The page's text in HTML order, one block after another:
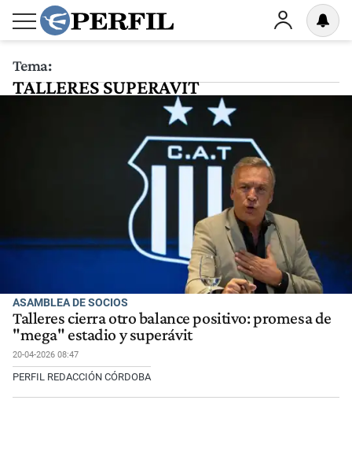
Tema:
TALLERES SUPERAVIT
ASAMBLEA DE SOCIOS
Talleres cierra otro balance positivo: promesa de
"mega" estadio y superávit
20-04-2026 08:47
PERFIL REDACCIÓN CÓRDOBA